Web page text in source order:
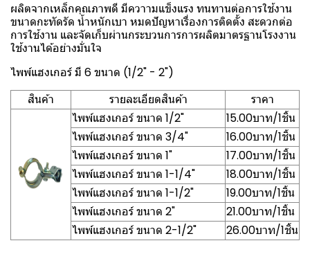
ผลิตจากเหล็กคุณภาพดี มีควาามแข็งแรง ทนทานต่อการใช้งาน
ขนาดกะทัดรัด น้ำหนักเบา หมดปัญหาเรื่องการติดตั้ง สะดวกต่อ
การใช้งาน และจัดเก็บผ่านกระบวนการการผลิตมาตรฐานโรงงาน
ใช้งานได้อย่างมั่นใจ
ไพพ์แฮงเกอร์ มี 6 ขนาด (1/2" - 2")
สินค้า
รายละเอียดสินค้า
ราคา
ไพพ์แฮงเกอร์ ขนาด 1/2"
15.00บาท/1ชิ้น
ไพพ์แฮงเกอร์ ขนาด 3/4"
16.00บาท/1ชิ้น
ไพพ์แฮงเกอร์ ขนาด 1"
17.00บาท/1ชิ้น
ไพพ์แฮงเกอร์ ขนาด 1-1/4"
18.00บาท/1ชิ้น
ไพพ์แฮงเกอร์ ขนาด 1-1/2"
19.00บาท/1ชิ้น
ไพพ์แฮงเกอร์ ขนาด 2"
21.00บาท/1ชิ้น
ไพพ์แฮงเกอร์ ขนาด 2-1/2"
26.00บาท/1ชิ้น